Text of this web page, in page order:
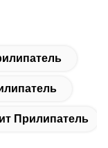
Прилипатель